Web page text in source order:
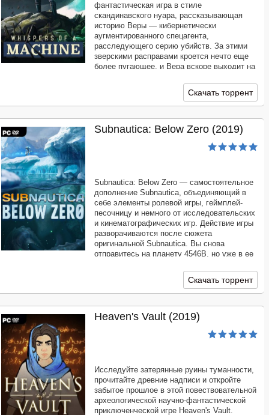
фантастическая игра в стиле
скандинавского нуара, рассказывающая
историю Веры — кибернетически
аугментированного спецагента,
расследующего серию убийств. За этими
зверскими расправами кроется нечто еще
более пугающее, и Вера вскоре выходит на
создать искусственный суперинтеллект —
технологию, объявленную вне закона уже
почти
Скачать торрент
Subnautica: Below Zero (2019)
Subnautica: Below Zero — самостоятельное
дополнение Subnautica, объединяющий в
себе элементы ролевой игры, геймплей-
песочницу и немного от исследовательских
и кинематографических игр. Действие игры
разворачиваются после сюжета
оригинальной Subnautica. Вы снова
отправитесь на планету 4546B, но уже в ее
Скачать торрент
Heaven's Vault (2019)
Исследуйте затерянные руины туманности,
прочитайте древние надписи и откройте
забытое прошлое в этой повествовательной
археологической научно-фантастической
приключенческой игре Heaven's Vault.